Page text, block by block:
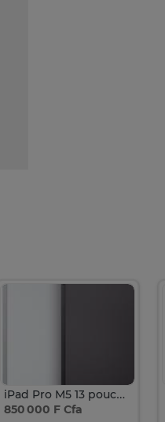
iPad Pro M5 13 pouces WIFI 256 GO
850 000 F Cfa